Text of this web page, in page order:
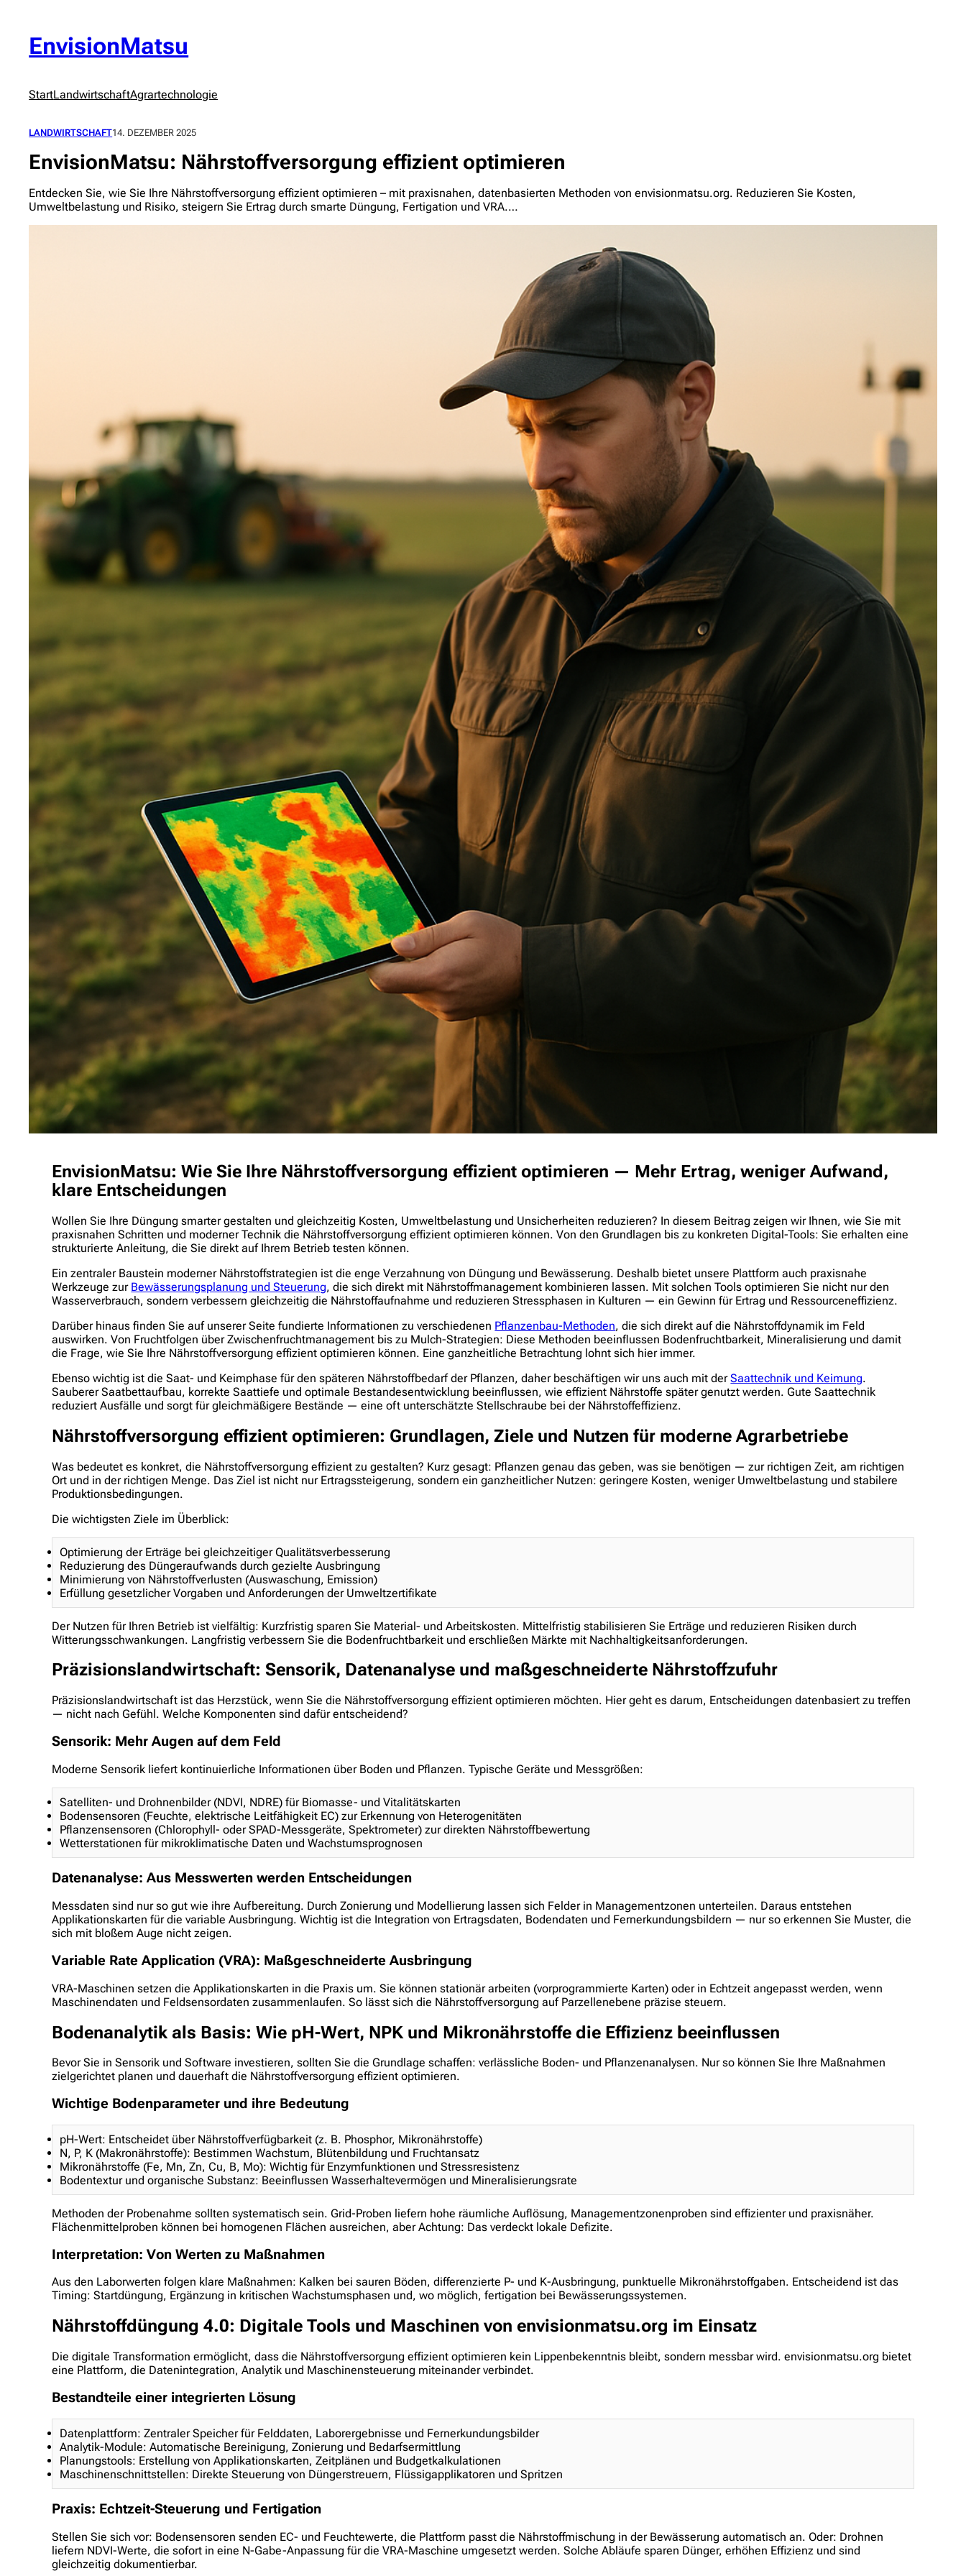
springenEnvisionMatsu
StartLandwirtschaftAgrartechnologie
LANDWIRTSCHAFT14. DEZEMBER 2025
EnvisionMatsu: Nährstoffversorgung effizient optimieren
Entdecken Sie, wie Sie Ihre Nährstoffversorgung effizient optimieren – mit praxisnahen, datenbasierten Methoden von envisionmatsu.org. Reduzieren Sie Kosten,
Umweltbelastung und Risiko, steigern Sie Ertrag durch smarte Düngung, Fertigation und VRA.…
EnvisionMatsu: Wie Sie Ihre Nährstoffversorgung effizient optimieren — Mehr Ertrag, weniger Aufwand,
klare Entscheidungen
Wollen Sie Ihre Düngung smarter gestalten und gleichzeitig Kosten, Umweltbelastung und Unsicherheiten reduzieren? In diesem Beitrag zeigen wir Ihnen, wie Sie mit
praxisnahen Schritten und moderner Technik die Nährstoffversorgung effizient optimieren können. Von den Grundlagen bis zu konkreten Digital-Tools: Sie erhalten eine
strukturierte Anleitung, die Sie direkt auf Ihrem Betrieb testen können.
Ein zentraler Baustein moderner Nährstoffstrategien ist die enge Verzahnung von Düngung und Bewässerung. Deshalb bietet unsere Plattform auch praxisnahe
Werkzeuge zur Bewässerungsplanung und Steuerung, die sich direkt mit Nährstoffmanagement kombinieren lassen. Mit solchen Tools optimieren Sie nicht nur den
Wasserverbrauch, sondern verbessern gleichzeitig die Nährstoffaufnahme und reduzieren Stressphasen in Kulturen — ein Gewinn für Ertrag und Ressourceneffizienz.
Darüber hinaus finden Sie auf unserer Seite fundierte Informationen zu verschiedenen Pflanzenbau-Methoden, die sich direkt auf die Nährstoffdynamik im Feld
auswirken. Von Fruchtfolgen über Zwischenfruchtmanagement bis zu Mulch-Strategien: Diese Methoden beeinflussen Bodenfruchtbarkeit, Mineralisierung und damit
die Frage, wie Sie Ihre Nährstoffversorgung effizient optimieren können. Eine ganzheitliche Betrachtung lohnt sich hier immer.
Ebenso wichtig ist die Saat- und Keimphase für den späteren Nährstoffbedarf der Pflanzen, daher beschäftigen wir uns auch mit derSaattechnik und Keimung.
Sauberer Saatbettaufbau, korrekte Saattiefe und optimale Bestandesentwicklung beeinflussen, wie effizient Nährstoffe später genutzt werden. Gute Saattechnik
reduziert Ausfälle und sorgt für gleichmäßigere Bestände — eine oft unterschätzte Stellschraube bei der Nährstoffeffizienz.
Nährstoffversorgung effizient optimieren: Grundlagen, Ziele und Nutzen für moderne Agrarbetriebe
Was bedeutet es konkret, die Nährstoffversorgung effizient zu gestalten? Kurz gesagt: Pflanzen genau das geben, was sie benötigen — zur richtigen Zeit, am richtigen
Ort und in der richtigen Menge. Das Ziel ist nicht nur Ertragssteigerung, sondern ein ganzheitlicher Nutzen: geringere Kosten, weniger Umweltbelastung und stabilere
Produktionsbedingungen.
Die wichtigsten Ziele im Überblick:
Optimierung der Erträge bei gleichzeitiger Qualitätsverbesserung
Reduzierung des Düngeraufwands durch gezielte Ausbringung
Minimierung von Nährstoffverlusten (Auswaschung, Emission)
Erfüllung gesetzlicher Vorgaben und Anforderungen der Umweltzertifikate
Der Nutzen für Ihren Betrieb ist vielfältig: Kurzfristig sparen Sie Material- und Arbeitskosten. Mittelfristig stabilisieren Sie Erträge und reduzieren Risiken durch
Witterungsschwankungen. Langfristig verbessern Sie die Bodenfruchtbarkeit und erschließen Märkte mit Nachhaltigkeitsanforderungen.
Präzisionslandwirtschaft: Sensorik, Datenanalyse und maßgeschneiderte Nährstoffzufuhr
Präzisionslandwirtschaft ist das Herzstück, wenn Sie die Nährstoffversorgung effizient optimieren möchten. Hier geht es darum, Entscheidungen datenbasiert zu treffen
— nicht nach Gefühl. Welche Komponenten sind dafür entscheidend?
Sensorik: Mehr Augen auf dem Feld
Moderne Sensorik liefert kontinuierliche Informationen über Boden und Pflanzen. Typische Geräte und Messgrößen:
Satelliten- und Drohnenbilder (NDVI, NDRE) für Biomasse- und Vitalitätskarten
Bodensensoren (Feuchte, elektrische Leitfähigkeit EC) zur Erkennung von Heterogenitäten
Pflanzensensoren (Chlorophyll- oder SPAD-Messgeräte, Spektrometer) zur direkten Nährstoffbewertung
Wetterstationen für mikroklimatische Daten und Wachstumsprognosen
Datenanalyse: Aus Messwerten werden Entscheidungen
Messdaten sind nur so gut wie ihre Aufbereitung. Durch Zonierung und Modellierung lassen sich Felder in Managementzonen unterteilen. Daraus entstehen
Applikationskarten für die variable Ausbringung. Wichtig ist die Integration von Ertragsdaten, Bodendaten und Fernerkundungsbildern — nur so erkennen Sie Muster, die
sich mit bloßem Auge nicht zeigen.
Variable Rate Application (VRA): Maßgeschneiderte Ausbringung
VRA-Maschinen setzen die Applikationskarten in die Praxis um. Sie können stationär arbeiten (vorprogrammierte Karten) oder in Echtzeit angepasst werden, wenn
Maschinendaten und Feldsensordaten zusammenlaufen. So lässt sich die Nährstoffversorgung auf Parzellenebene präzise steuern.
Bodenanalytik als Basis: Wie pH-Wert, NPK und Mikronährstoffe die Effizienz beeinflussen
Bevor Sie in Sensorik und Software investieren, sollten Sie die Grundlage schaffen: verlässliche Boden- und Pflanzenanalysen. Nur so können Sie Ihre Maßnahmen
zielgerichtet planen und dauerhaft die Nährstoffversorgung effizient optimieren.
Wichtige Bodenparameter und ihre Bedeutung
pH-Wert: Entscheidet über Nährstoffverfügbarkeit (z. B. Phosphor, Mikronährstoffe)
N, P, K (Makronährstoffe): Bestimmen Wachstum, Blütenbildung und Fruchtansatz
Mikronährstoffe (Fe, Mn, Zn, Cu, B, Mo): Wichtig für Enzymfunktionen und Stressresistenz
Bodentextur und organische Substanz: Beeinflussen Wasserhaltevermögen und Mineralisierungsrate
Methoden der Probenahme sollten systematisch sein. Grid-Proben liefern hohe räumliche Auflösung, Managementzonenproben sind effizienter und praxisnäher.
Flächenmittelproben können bei homogenen Flächen ausreichen, aber Achtung: Das verdeckt lokale Defizite.
Interpretation: Von Werten zu Maßnahmen
Aus den Laborwerten folgen klare Maßnahmen: Kalken bei sauren Böden, differenzierte P- und K-Ausbringung, punktuelle Mikronährstoffgaben. Entscheidend ist das
Timing: Startdüngung, Ergänzung in kritischen Wachstumsphasen und, wo möglich, fertigation bei Bewässerungssystemen.
Nährstoffdüngung 4.0: Digitale Tools und Maschinen von envisionmatsu.org im Einsatz
Die digitale Transformation ermöglicht, dass die Nährstoffversorgung effizient optimieren kein Lippenbekenntnis bleibt, sondern messbar wird. envisionmatsu.org bietet
eine Plattform, die Datenintegration, Analytik und Maschinensteuerung miteinander verbindet.
Bestandteile einer integrierten Lösung
Datenplattform: Zentraler Speicher für Felddaten, Laborergebnisse und Fernerkundungsbilder
Analytik-Module: Automatische Bereinigung, Zonierung und Bedarfsermittlung
Planungstools: Erstellung von Applikationskarten, Zeitplänen und Budgetkalkulationen
Maschinenschnittstellen: Direkte Steuerung von Düngerstreuern, Flüssigapplikatoren und Spritzen
Praxis: Echtzeit-Steuerung und Fertigation
Stellen Sie sich vor: Bodensensoren senden EC- und Feuchtewerte, die Plattform passt die Nährstoffmischung in der Bewässerung automatisch an. Oder: Drohnen
liefern NDVI-Werte, die sofort in eine N-Gabe-Anpassung für die VRA-Maschine umgesetzt werden. Solche Abläufe sparen Dünger, erhöhen Effizienz und sind
gleichzeitig dokumentierbar.